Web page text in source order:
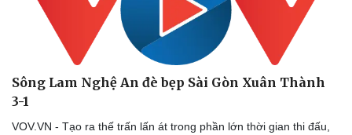
Sông Lam Nghệ An đè bẹp Sài Gòn Xuân Thành
3-1
VOV.VN - Tạo ra thế trấn lấn át trong phần lớn thời gian thi đấu,